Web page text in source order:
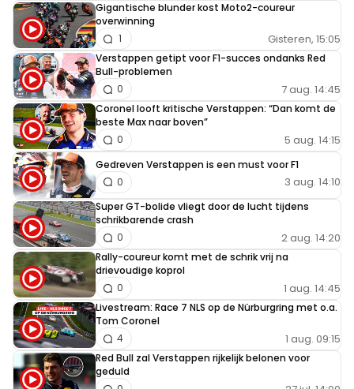
krysose
4 januari 2022 17:06
Zien zetten of in overleg besloten dat de navigator
beter naar een hulppost kan gaan? Het is namelijk
helemaal niet zo midden in de woestijn achterlaten.
Binnen een kwartiertje is er of een hulpdienst of een
helikopter.
MvTilburg
5 januari 2022 07:20
Ken je de term: Samen uit, samen thuis?
Teun van Gelder
7 januari 2022 18:51
Kon hij hem wel ontwijken? In dat mulle zand?
Gigantische blunder kost Moto2-coureur
overwinning
Gisteren, 15:05
1
Verstappen getipt voor F1-succes ondanks Red
Bull-problemen
7 aug. 14:45
0
Coronel looft kritische Verstappen: “Dan komt de
beste Max naar boven”
5 aug. 14:15
0
Gedreven Verstappen is een must voor F1
3 aug. 14:10
0
Super GT-bolide vliegt door de lucht tijdens
schrikbarende crash
2 aug. 14:20
0
Rally-coureur komt met de schrik vrij na
drievoudige koprol
1 aug. 14:45
0
Livestream: Race 7 NLS op de Nürburgring met o.a.
Tom Coronel
1 aug. 09:15
4
Red Bull zal Verstappen rijkelijk belonen voor
geduld